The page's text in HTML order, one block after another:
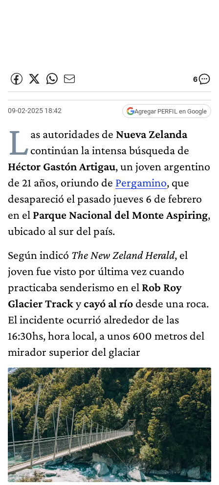
6
09-02-2025 18:42 Agregar PERFIL en Google
Las autoridades de Nueva Zelanda
continúan la intensa búsqueda de
Héctor Gastón Artigau, un joven argentino
de 21 años, oriundo de Pergamino, que
desapareció el pasado jueves 6 de febrero
en el Parque Nacional del Monte Aspiring,
ubicado al sur del país.
Según indicó The New Zeland Herald, el
joven fue visto por última vez cuando
practicaba senderismo en el Rob Roy
Glacier Trackycayó al río desde una roca.
El incidente ocurrió alrededor de las
16:30hs, hora local, a unos 600 metros del
mirador superior del glaciar